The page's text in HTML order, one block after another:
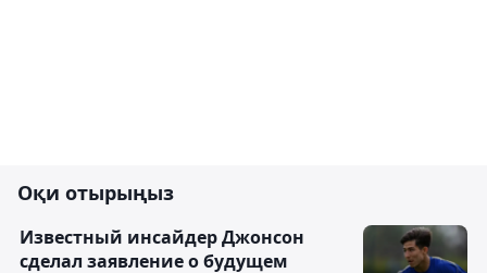
Оқи отырыңыз
Известный инсайдер Джонсон
сделал заявление о будущем